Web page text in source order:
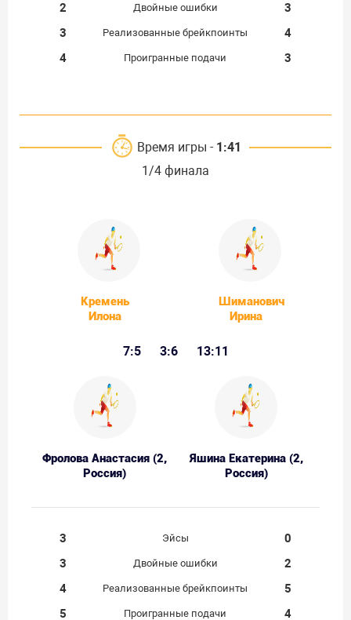
2
Двойные ошибки
3
3
Реализованные брейкпоинты
4
4
Проигранные подачи 3
Время игры - 1:41
1/4 финала
Кремень
Илона
Шиманович
Ирина
7:5 3:6 13:11
Фролова Анастасия (2,
Россия)
Яшина Екатерина (2,
Россия)
3 Эйсы
0
3
Двойные ошибки
2
4
Реализованные брейкпоинты
5
5
Проигранные подачи 4